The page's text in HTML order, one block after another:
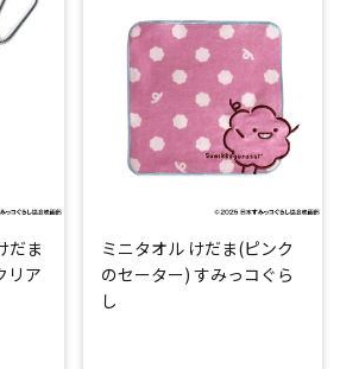
だま
リア
ミニタオル けだま(ピンク
のセーター) すみっコぐら
し